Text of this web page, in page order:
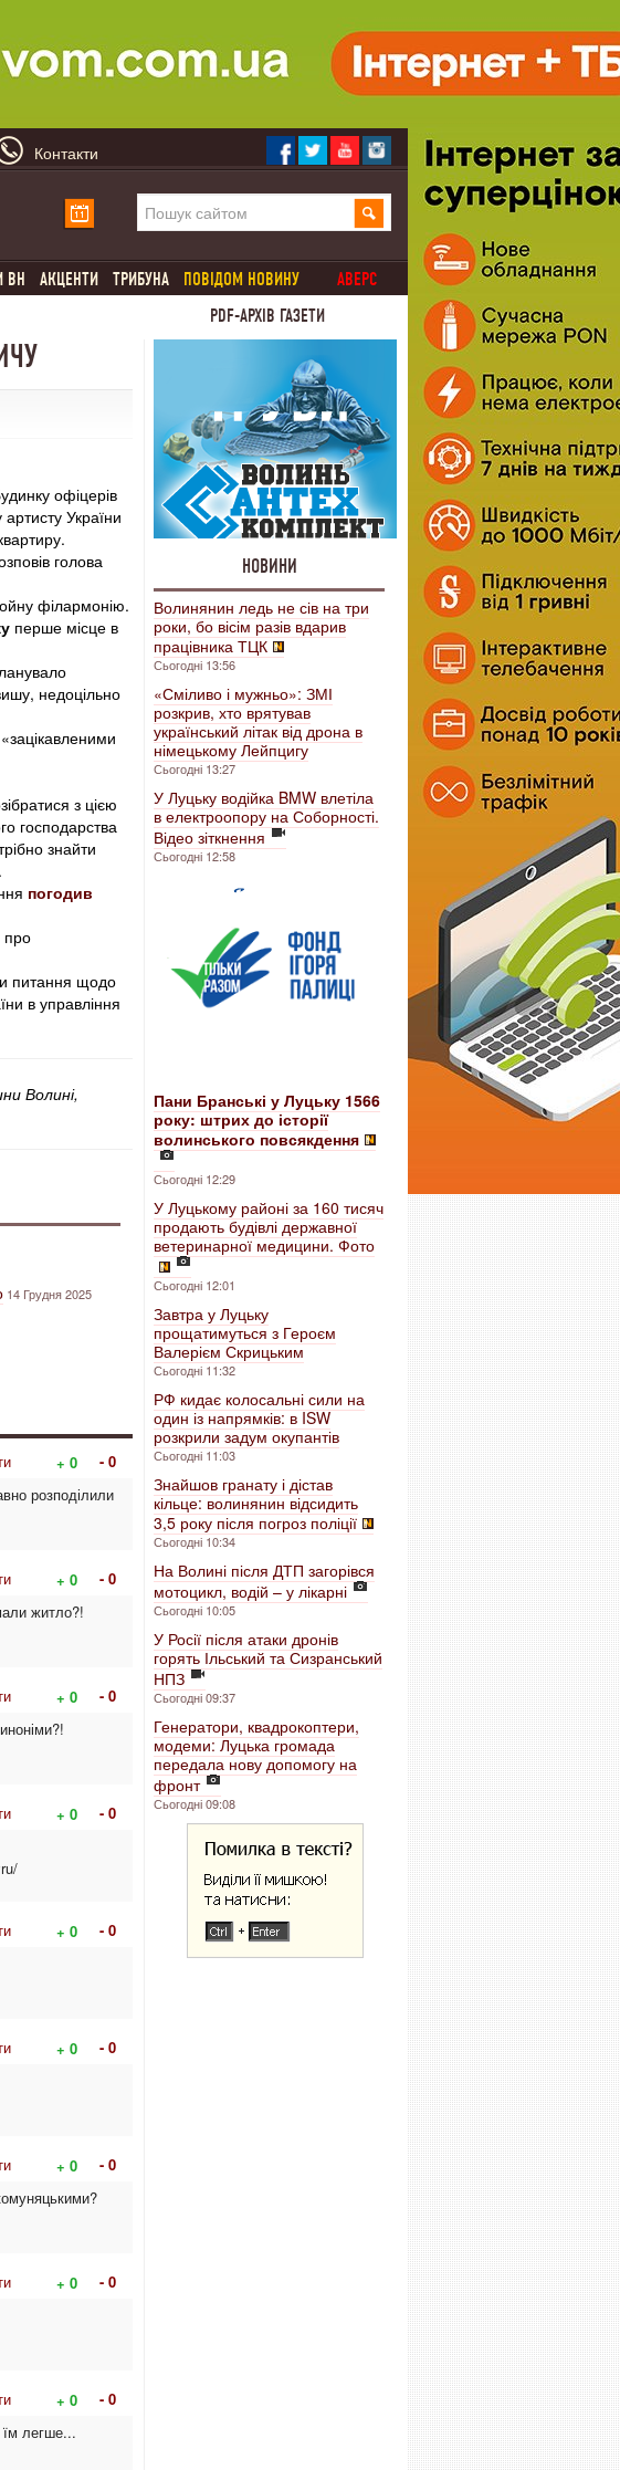
Контакти
ВН АКЦЕНТИ ТРИБУНА ПОВІДОМ НОВИНУ
АВЕРС
PDF-АРХІВ ГАЗЕТИ
офіцерів
України
голова
філармонію.
перше місце в
недоцільно
з цією
господарства
знайти
погодив
питання щодо
в управління
Волині,
14 Грудня 2025
+ 0
- 0
розподілили
+ 0
- 0
житло?!
+ 0
- 0
+ 0
- 0
+ 0
- 0
+ 0
- 0
+ 0
- 0
+ 0
- 0
+ 0
- 0
легше...
НОВИНИ
Волинянин ледь не сів на три
роки, бо вісім разів вдарив
працівника ТЦК
Сьогодні 13:56
«Сміливо і мужньо»: ЗМІ
розкрив, хто врятував
український літак від дрона в
німецькому Лейпцигу
Сьогодні 13:27
У Луцьку водійка BMW влетіла
в електроопору на Соборності.
Відео зіткнення
Сьогодні 12:58
Пани Бранські у Луцьку 1566
року: штрих до історії
волинського повсякдення
Сьогодні 12:29
У Луцькому районі за 160 тисяч
продають будівлі державної
ветеринарної медицини. Фото
Сьогодні 12:01
Завтра у Луцьку
прощатимуться з Героєм
Валерієм Скрицьким
Сьогодні 11:32
РФ кидає колосальні сили на
один із напрямків: в ISW
розкрили задум окупантів
Сьогодні 11:03
Знайшов гранату і дістав
кільце: волинянин відсидить
3,5 року після погроз поліції
Сьогодні 10:34
На Волині після ДТП загорівся
мотоцикл, водій – у лікарні
Сьогодні 10:05
У Росії після атаки дронів
горять Ільський та Сизранський
НПЗ
Сьогодні 09:37
Генератори, квадрокоптери,
модеми: Луцька громада
передала нову допомогу на
фронт
Сьогодні 09:08